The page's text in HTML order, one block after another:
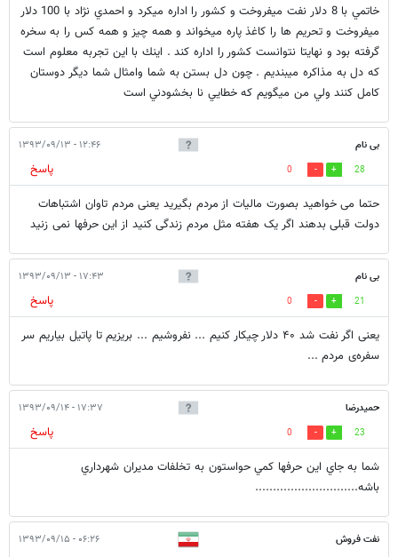
خاتمي با 8 دلار نفت ميفروخت و كشور را اداره ميكرد و احمدي نژاد با 100 دلار
ميفروخت و تحريم ها را كاغذ پاره ميخواند و همه چيز و همه كس را به سخره
گرفته بود و نهايتا نتوانست كشور را اداره كند . اينك با اين تجربه معلوم است
كه دل به مذاكره ميبنديم . چون دل بستن به شما وامثال شما ديگر دوستان
كامل كنند ولي من ميگويم كه خطايي نا بخشودني است
بی نام ۱۲:۴۶ - ۱۳۹۳/۰۹/۱۳
28
0
پاسخ
حتما می خواهید بصورت مالیات از مردم بگیرید یعنی مردم تاوان اشتباهات
دولت قبلی بدهند اگر یک هفته مثل مردم زندگی کنید از این حرفها نمی زنید
بی نام ۱۷:۴۳ - ۱۳۹۳/۰۹/۱۳
21
0
پاسخ
یعنی اگر نفت شد ۴۰ دلار چیکار کنیم ... نفروشیم ... بریزیم تا پاتیل بیاریم سر
سفره‌ی مردم ...
حميدرضا ۱۷:۳۷ - ۱۳۹۳/۰۹/۱۴
23
0
پاسخ
شما به جاي اين حرفها كمي حواستون به تخلفات مديران شهرداري
باشه.............................
نفت فروش ۰۶:۲۶ - ۱۳۹۳/۰۹/۱۵